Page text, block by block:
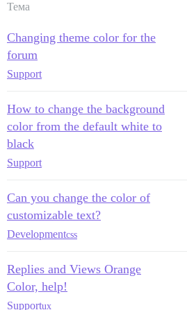
Тема
Changing theme color for the
forum
Support
How to change the background
color from the default white to
black
Support
Can you change the color of
customizable text?
Developmentcss
Replies and Views Orange
Color, help!
Supportux